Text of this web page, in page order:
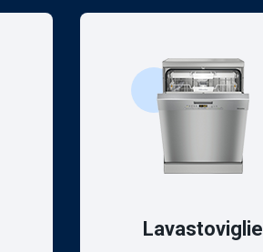
Lavastoviglie